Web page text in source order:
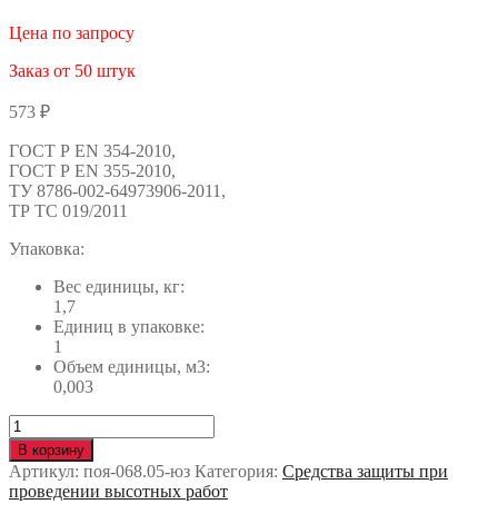
Цена по запросу
Заказ от 50 штук
573 ₽
ГОСТ Р ЕN 354-2010,
ГОСТ Р ЕN 355-2010,
ТУ 8786-002-64973906-2011,
ТР ТС 019/2011
Упаковка:
Вес единицы, кг:
1,7
Единиц в упаковке:
1
Объем единицы, м3:
0,003
Количество
Строп
BG
2Г
(КР)
В корзину
Артикул: поя-068.05-юз Категория: Средства защиты при
проведении высотных работ